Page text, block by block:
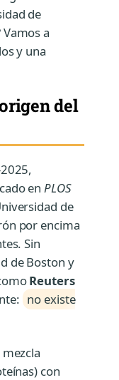
de
Vamos a
y una
del
enPLOS
de
por encima
Sin
de Boston y
Reuters
no existe
con